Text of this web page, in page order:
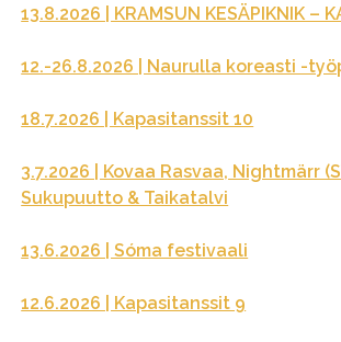
13.8.2026 | KRAMSUN KESÄPIKNIK –
12.-26.8.2026 | Naurulla koreasti -
18.7.2026 | Kapasitanssit 10
3.7.2026 | Kovaa Rasvaa, Nightmärr
Sukupuutto & Taikatalvi
13.6.2026 | Sóma festivaali
12.6.2026 | Kapasitanssit 9